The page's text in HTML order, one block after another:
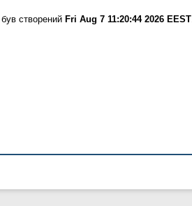
створений Fri Aug 7 11:20:44 2026 EEST